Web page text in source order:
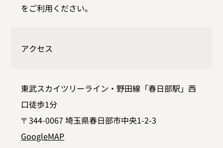
をご利用ください。
アクセス
東武スカイツリーライン・野田線「春日部駅」西
口徒歩1分
〒344-0067 埼玉県春日部市中央1-2-3
GoogleMAP